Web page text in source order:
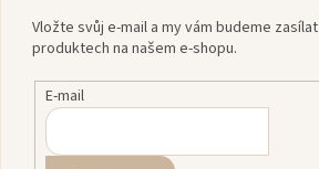
Vložte svůj e-mail a my vám budeme
produktech na našem e-shopu.
E-mail